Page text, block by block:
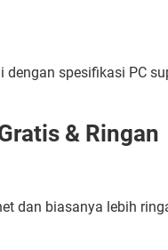
dengan spesifikasi PC
& Ringan
dan biasanya lebih